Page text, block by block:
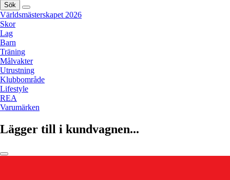
Sök
Världsmästerskapet 2026
Skor
Lag
Barn
Träning
Målvakter
Utrustning
Klubbområde
Lifestyle
REA
Varumärken
Lägger till i kundvagnen...